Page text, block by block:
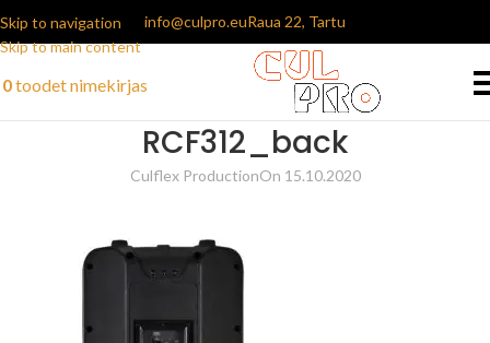
Skip to navigation
Skip to main content
info@culpro.euRaua 22, Tartu
0toodetnimekirjas
RCF312_back
Culflex ProductionOn 15.10.2020